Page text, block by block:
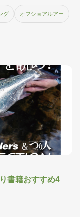
グ オフショアルアー
書籍おすすめ4